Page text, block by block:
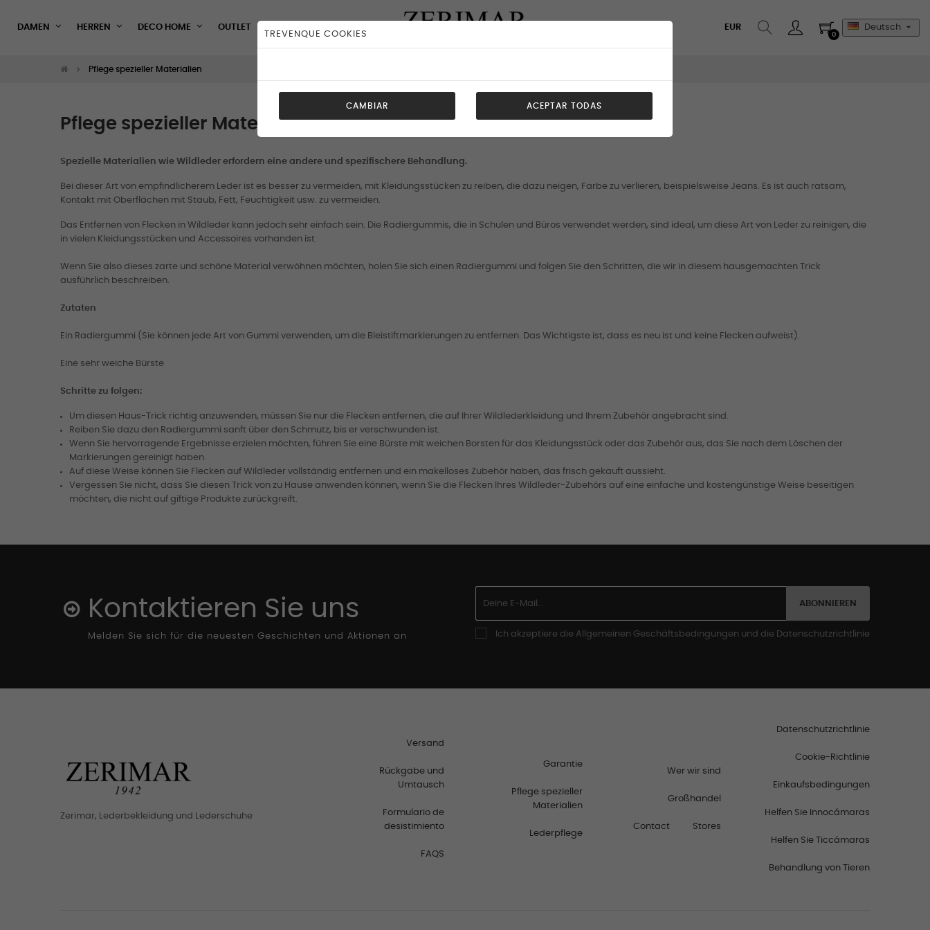
TREVENQUE COOKIES
CAMBIAR ACEPTAR TODAS
DAMEN HERREN DECO HOME OUTLET EUR
0
Deutsch 
Pflege spezieller Materialien
Pflege spezieller Materialien
Spezielle Materialien wie Wildleder erfordern eine andere und spezifischere Behandlung.
Bei dieser Art von empfindlicherem Leder ist es besser zu vermeiden, mit Kleidungsstücken zu reiben, die dazu neigen, Farbe zu verlieren, beispielsweise Jeans. Es ist auch ratsam,
Kontakt mit Oberflächen mit Staub, Fett, Feuchtigkeit usw. zu vermeiden.
Das Entfernen von Flecken in Wildleder kann jedoch sehr einfach sein. Die Radiergummis, die in Schulen und Büros verwendet werden, sind ideal, um diese Art von Leder zu reinigen, die
in vielen Kleidungsstücken und Accessoires vorhanden ist.
Wenn Sie also dieses zarte und schöne Material verwöhnen möchten, holen Sie sich einen Radiergummi und folgen Sie den Schritten, die wir in diesem hausgemachten Trick
ausführlich beschreiben.
Zutaten
Ein Radiergummi (Sie können jede Art von Gummi verwenden, um die Bleistiftmarkierungen zu entfernen. Das Wichtigste ist, dass es neu ist und keine Flecken aufweist).
Eine sehr weiche Bürste
Schritte zu folgen:
Um diesen Haus-Trick richtig anzuwenden, müssen Sie nur die Flecken entfernen, die auf Ihrer Wildlederkleidung und Ihrem Zubehör angebracht sind.
Reiben Sie dazu den Radiergummi sanft über den Schmutz, bis er verschwunden ist.
Wenn Sie hervorragende Ergebnisse erzielen möchten, führen Sie eine Bürste mit weichen Borsten für das Kleidungsstück oder das Zubehör aus, das Sie nach dem Löschen der
Markierungen gereinigt haben.
Auf diese Weise können Sie Flecken auf Wildleder vollständig entfernen und ein makelloses Zubehör haben, das frisch gekauft aussieht.
Vergessen Sie nicht, dass Sie diesen Trick von zu Hause anwenden können, wenn Sie die Flecken Ihres Wildleder-Zubehörs auf eine einfache und kostengünstige Weise beseitigen
möchten, die nicht auf giftige Produkte zurückgreift.
Kontaktieren Sie uns
Melden Sie sich für die neuesten Geschichten und Aktionen an
ABONNIEREN
Ich akzeptiere die Allgemeinen Geschäftsbedingungen und die Datenschutzrichtlinie
Zerimar, Lederbekleidung und Lederschuhe
Versand
Rückgabe und
Umtausch
Formulario de
desistimiento
FAQS
Garantie
Pflege spezieller
Materialien
Lederpflege
Wer wir sind
Großhandel
Contact Stores
Datenschutzrichtlinie
Cookie-Richtlinie
Einkaufsbedingungen
Helfen Sie Innocámaras
Helfen Sie Ticcámaras
Behandlung von Tieren